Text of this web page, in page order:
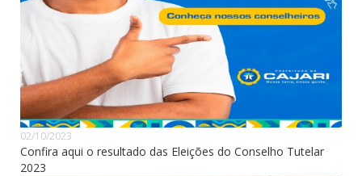
02/10/2023
Confira aqui o resultado das Eleições do Conselho Tutelar
2023